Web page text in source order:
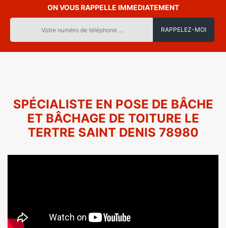
ON VOUS RAPPELLE IMMEDIATEMENT
SPÉCIALISTE EN POSE DE BÂCHE
ET BÂCHAGE DE TOITURE LE
TERTRE SAINT DENIS 78980